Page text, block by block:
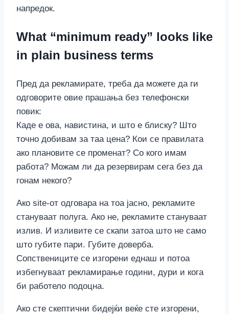
напредок.
What “minimum ready” looks like
in plain business terms
Пред да рекламирате, треба да можете да ги
одговорите овие прашања без телефонски
повик:
Каде е ова, навистина, и што е блиску? Што
точно добивам за таа цена? Кои се правилата
ако плановите се променат? Со кого имам
работа? Можам ли да резервирам сега без да
гонам некого?
Ако site-от одговара на тоа јасно, рекламите
стануваат полуга. Ако не, рекламите стануваат
излив. И изливите се скапи затоа што не само
што губите пари. Губите доверба.
Сопствениците се изгорени еднаш и потоа
избегнуваат рекламирање години, дури и кога
би работело подоцна.
Ако сте скептични бидејќи веќе сте изгорени,